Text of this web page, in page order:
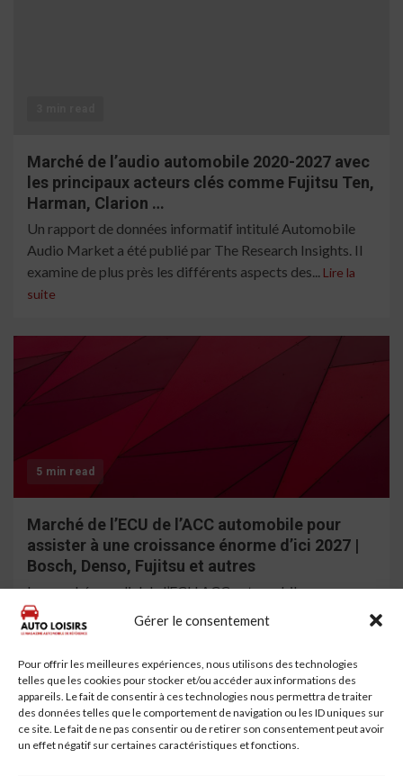
Gérer le consentement
Pour offrir les meilleures expériences, nous utilisons des technologies
telles que les cookies pour stocker et/ou accéder aux informations des
appareils. Le fait de consentir à ces technologies nous permettra de traiter
des données telles que le comportement de navigation ou les ID uniques sur
ce site. Le fait de ne pas consentir ou de retirer son consentement peut avoir
un effet négatif sur certaines caractéristiques et fonctions.
Marché de l’audio automobile 2020-2027 avec
les principaux acteurs clés comme Fujitsu Ten,
Harman, Clarion …
Un rapport de données informatif intitulé Automobile
Audio Market a été publié par The Research Insights. Il
examine de plus près les différents aspects des... Lire la
suite
5 min read
Marché de l’ECU de l’ACC automobile pour
assister à une croissance énorme d’ici 2027 |
Bosch, Denso, Fujitsu et autres
Le marché mondial de l’ECU ACC automobile a connu
une bonne reprise de la croissance et de la taille prévue
du marché de la couverture...